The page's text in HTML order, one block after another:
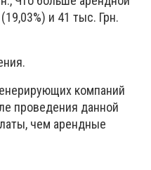
и 41 тыс. Грн.
компаний
проведения данной
чем арендные